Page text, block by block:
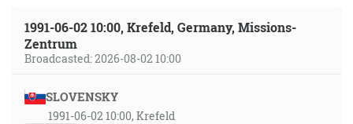
1991-06-02 10:00, Krefeld, Germany, Missions-
Zentrum
Broadcasted: 2026-08-02 10:00
SLOVENSKY
1991-06-02 10:00, Krefeld